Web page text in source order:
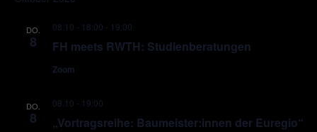
DO.
8 FH meets RWTH: Studienberatungen
08.10 - 18:00 - 19:00
Zoom
DO.
8 „Vortragsreihe: Baumeister:innen der Euregio“
08.10 - 19:00